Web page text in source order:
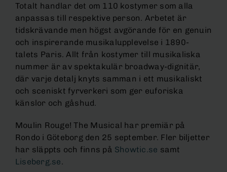
Totalt handlar det om 110 kostymer som alla
anpassas till respektive person. Arbetet är
tidskrävande men högst avgörande för en genuin
och inspirerande musikalupplevelse i 1890-
talets Paris. Allt från kostymer till musikaliska
nummer är av spektakulär broadway-dignitär,
där varje detalj knyts samman i ett musikaliskt
och sceniskt fyrverkeri som ger euforiska
känslor och gåshud.
Moulin Rouge! The Musical har premiär på
Rondo i Göteborg den 25 september. Fler biljetter
har släppts och finns på Showtic.se samt
Liseberg.se